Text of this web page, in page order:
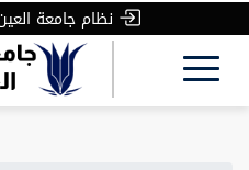
نظام جامعة